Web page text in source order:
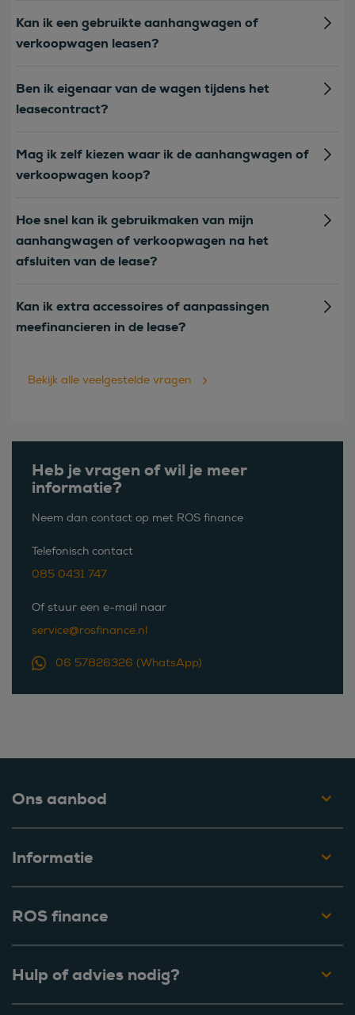
Heb je vragen of wil je meer
informatie?
Neem dan contact op met ROS finance
Telefonisch contact
085 0431 747
Of stuur een e-mail naar
service@rosfinance.nl
06 57826326 (WhatsApp)
Kan ik een gebruikte aanhangwagen of
verkoopwagen leasen?
Ben ik eigenaar van de wagen tijdens het
leasecontract?
Mag ik zelf kiezen waar ik de aanhangwagen of
verkoopwagen koop?
Hoe snel kan ik gebruikmaken van mijn
aanhangwagen of verkoopwagen na het
afsluiten van de lease?
Kan ik extra accessoires of aanpassingen
meefinancieren in de lease?
Bekijk alle veelgestelde vragen
Ons aanbod
Informatie
ROS finance
Hulp of advies nodig?